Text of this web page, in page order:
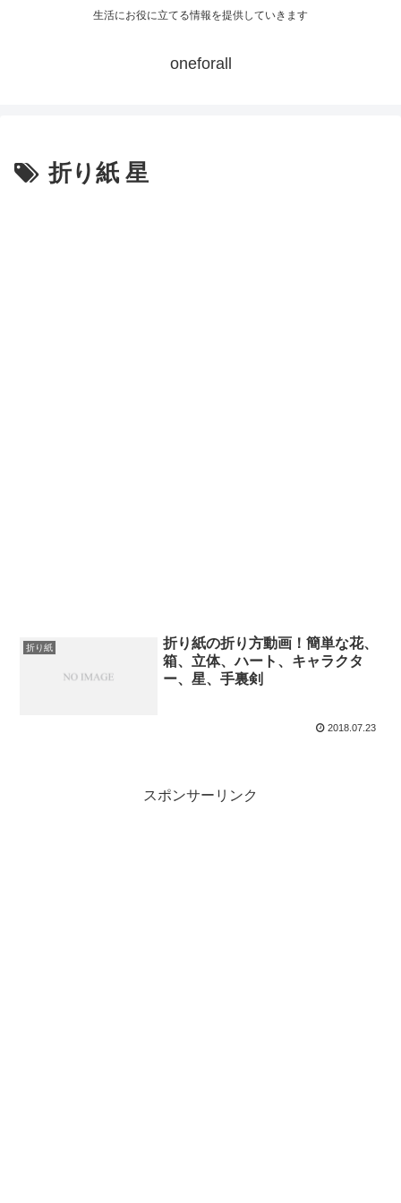
生活にお役に立てる情報を提供していきます
oneforall
折り紙 星
折り紙
折り紙の折り方動画！簡単な花、
箱、立体、ハート、キャラクタ
ー、星、手裏剣
2018.07.23
スポンサーリンク